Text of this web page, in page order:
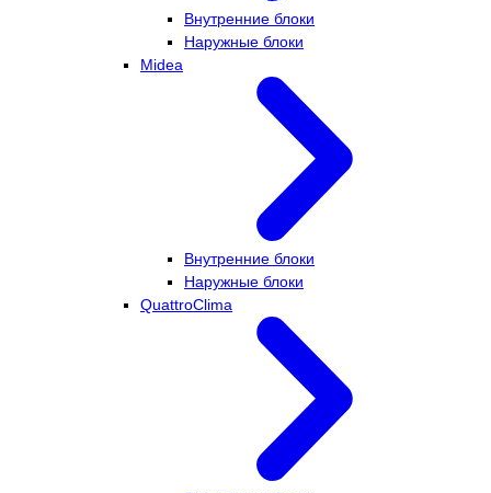
Внутренние блоки
Наружные блоки
Midea
Внутренние блоки
Наружные блоки
QuattroClima